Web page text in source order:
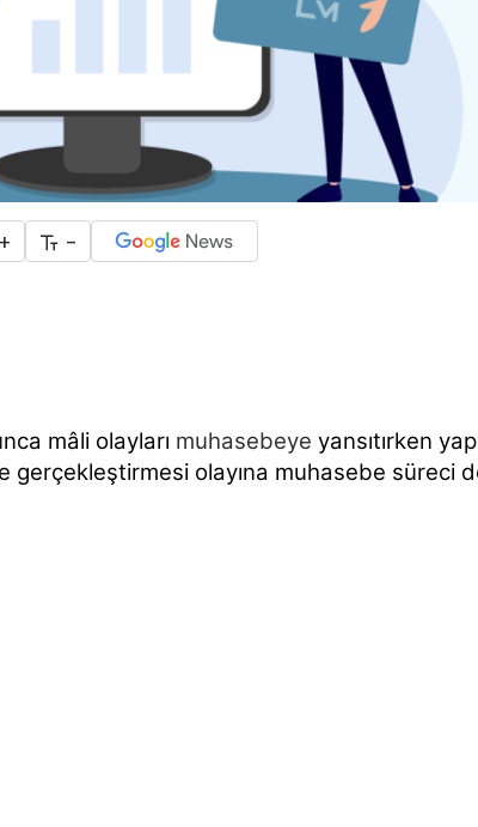
+ -
mâli olayları muhasebeye yansıtırken
gerçekleştirmesi olayına muhasebe süreci